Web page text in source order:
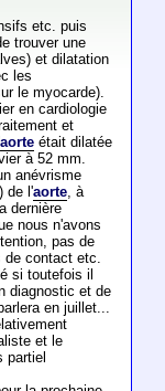
etc. puis
trouver une
et dilatation
les
le myocarde).
en cardiologie
et
aorteétait dilatée
à 52 mm.
anévrisme
de l'aorte, à
dernière
nous n'avons
pas de
de contact etc.
si toutefois il
diagnostic et de
en juillet...
et le
partiel